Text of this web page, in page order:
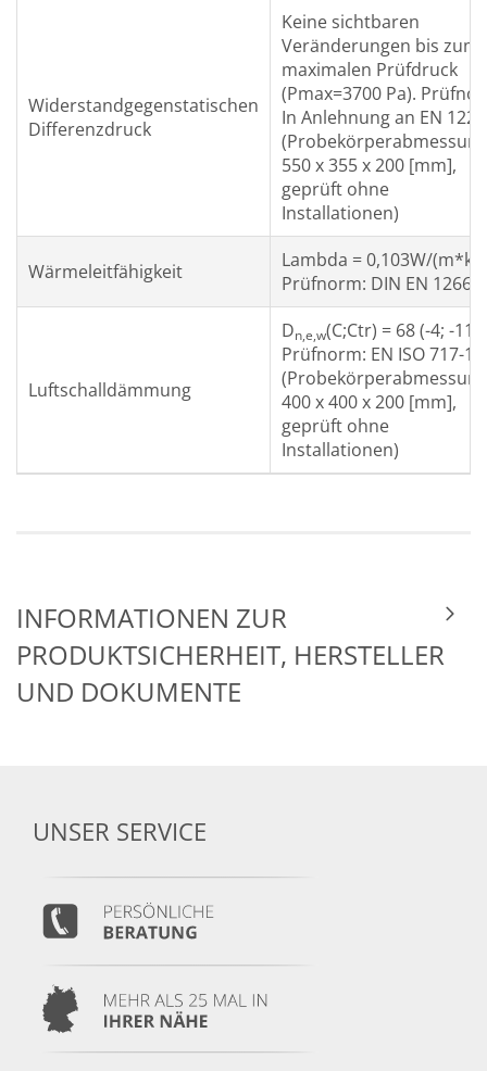
Widerstandgegenstatischen
Differenzdruck
Keine sichtbaren
Veränderungen bis zum
maximalen Prüfdruck
(Pmax=3700 Pa).
In Anlehnung an EN
550 x 355 x 200 [mm],
geprüft ohne
Installationen)
Wärmeleitfähigkeit
Lambda = 0,103W/(m*k)
Prüfnorm: DIN EN 12667
Luftschalldämmung
Dn,e,w(C;Ctr) = 68 (-4; -11)
Prüfnorm: EN ISO 717-1
400 x 400 x 200 [mm],
geprüft ohne
Installationen)
INFORMATIONEN ZUR
PRODUKTSICHERHEIT, HERSTELLER
UND DOKUMENTE
UNSER SERVICE